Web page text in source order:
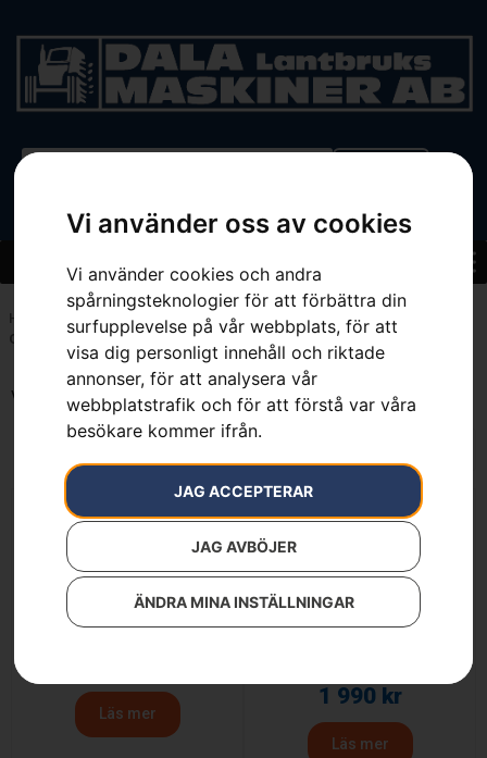
Vi använder oss av cookies
Vi använder cookies och andra
spårningsteknologier för att förbättra din
surfupplevelse på vår webbplats, för att
visa dig personligt innehåll och riktade
annonser, för att analysera vår
webbplatstrafik och för att förstå var våra
besökare kommer ifrån.
JAG ACCEPTERAR
JAG AVBÖJER
ÄNDRA MINA INSTÄLLNINGAR
Hem Sortiment Trädgård Grästrimmers
Batteridrivna
Grästrimmers
Visar 1–12 av 15 resultat
HUSQVARNA 110iL FLXi
Läs mer
1 990 kr
Läs mer